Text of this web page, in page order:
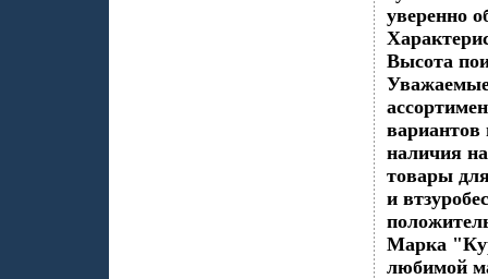
уверенно
Высота
вариантов
наличия
товары
и
Марка
любимой